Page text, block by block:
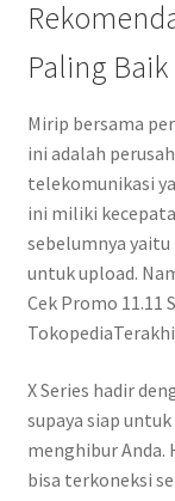
Paling Baik
Mirip bersama
ini adalah
telekomunikasi
ini miliki
sebelumnya yaitu
untuk upload.
Cek Promo 11.11
X Series hadir
supaya siap
menghibur Anda.
bisa terkoneksi